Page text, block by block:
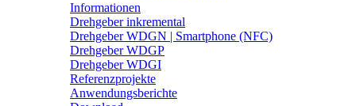
Informationen
Drehgeber inkremental
Drehgeber WDGN | Smartphone (NFC)
Drehgeber WDGP
Drehgeber WDGI
Referenzprojekte
Anwendungsberichte